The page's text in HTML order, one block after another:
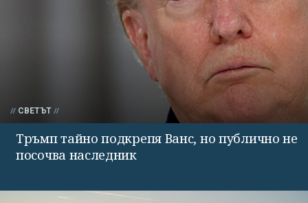
СВЕТЪТ
Тръмп тайно подкрепя Ванс, но публично не
посочва наследник